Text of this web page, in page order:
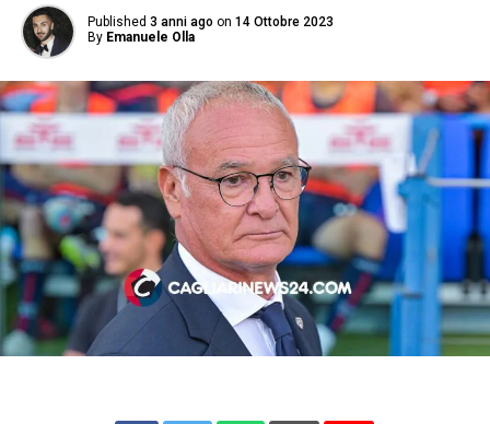
Published 3 anni ago on 14 Ottobre 2023
By Emanuele Olla